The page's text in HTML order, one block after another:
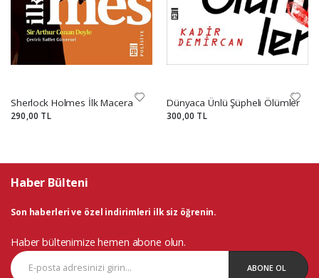
Sherlock Holmes İlk Macera
290,00 TL
Dünyaca Ünlü Şüpheli Ölümler
300,00 TL
Haber Bülteni
Son haberleri ve özel indirimleri ilk siz öğrenin.
Haber bültenimize hemen abone olun.
ABONE OL